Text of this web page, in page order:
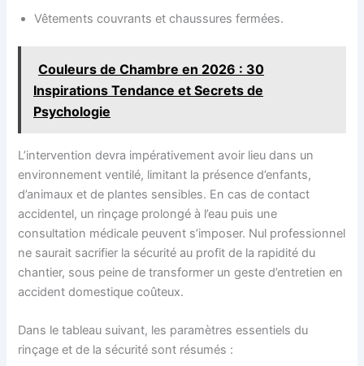
Vêtements couvrants et chaussures fermées.
Couleurs de Chambre en 2026 : 30
Inspirations Tendance et Secrets de
Psychologie
L’intervention devra impérativement avoir lieu dans un
environnement ventilé, limitant la présence d’enfants,
d’animaux et de plantes sensibles. En cas de contact
accidentel, un rinçage prolongé à l’eau puis une
consultation médicale peuvent s’imposer. Nul professionnel
ne saurait sacrifier la sécurité au profit de la rapidité du
chantier, sous peine de transformer un geste d’entretien en
accident domestique coûteux.
Dans le tableau suivant, les paramètres essentiels du
rinçage et de la sécurité sont résumés :